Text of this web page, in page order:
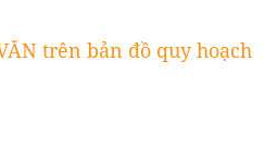
trên bản đồ quy hoạch